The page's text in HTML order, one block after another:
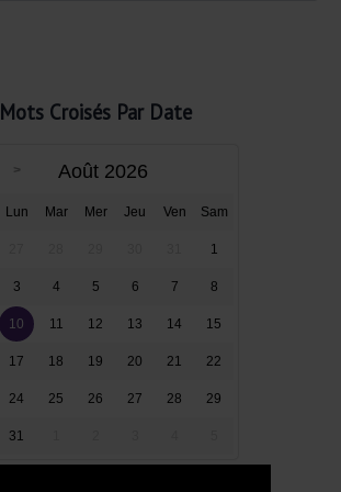
Mots Croisés Par Date
Août 2026
Lun Mar Mer Jeu Ven Sam
1
3 4 5 6 7 8
10 11 12 13 14 15
17 18 19 20 21 22
24 25 26 27 28 29
31